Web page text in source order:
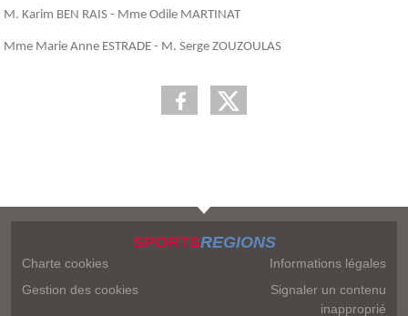
M. Karim BEN RAIS - Mme Odile MARTINAT
Mme Marie Anne ESTRADE - M. Serge ZOUZOULAS
SPORTSREGIONS
Charte cookies
Gestion des cookies
Informations légales
Signaler un contenu
inapproprié